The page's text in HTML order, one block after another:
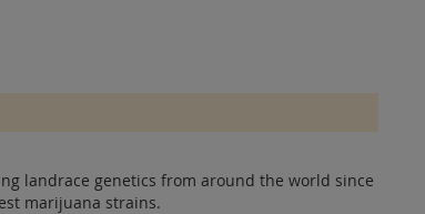
landrace genetics from around the world since
marijuana strains.